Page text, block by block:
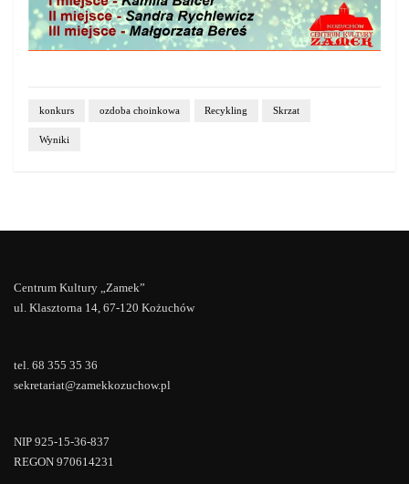
konkurs ozdoba choinkowa Recykling Skrzat
Wyniki
Centrum Kultury „Zamek”
ul. Klasztorna 14, 67-120 Kożuchów
tel. 68 355 35 36
sekretariat@zamekkozuchow.pl
NIP 925-15-36-837
REGON 970614231